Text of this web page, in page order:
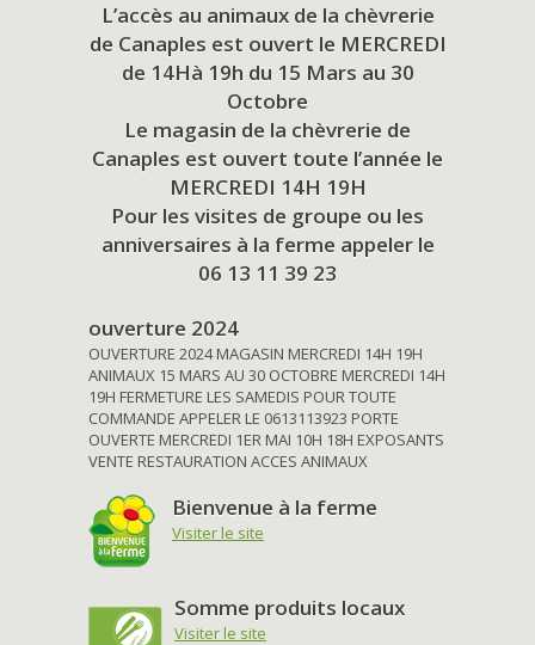
L’accès au animaux de la chèvrerie
de Canaples est ouvert le MERCREDI
de 14Hà 19h du 15 Mars au 30
Octobre
Le magasin de la chèvrerie de
Canaples est ouvert toute l’année le
MERCREDI 14H 19H
Pour les visites de groupe ou les
anniversaires à la ferme appeler le
06 13 11 39 23
ouverture 2024
OUVERTURE 2024 MAGASIN MERCREDI 14H 19H
ANIMAUX 15 MARS AU 30 OCTOBRE MERCREDI 14H
19H FERMETURE LES SAMEDIS POUR TOUTE
COMMANDE APPELER LE 0613113923 PORTE
OUVERTE MERCREDI 1ER MAI 10H 18H EXPOSANTS
VENTE RESTAURATION ACCES ANIMAUX
Bienvenue à la ferme
Visiter le site
Somme produits locaux
Visiter le site